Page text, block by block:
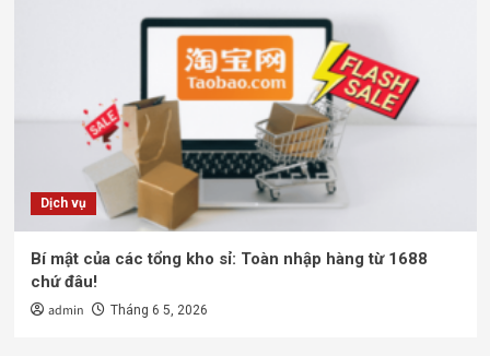
Dịch vụ
Bí mật của các tổng kho sỉ: Toàn nhập hàng từ 1688
chứ đâu!
admin Tháng 6 5, 2026